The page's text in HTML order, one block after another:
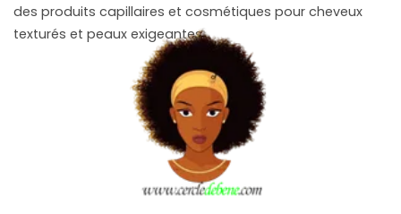
des produits capillaires et cosmétiques pour cheveux
texturés et peaux exigeantes.